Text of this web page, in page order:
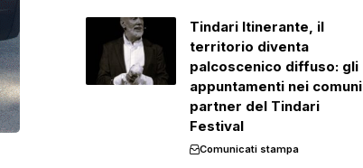
Tindari Itinerante, il
territorio diventa
palcoscenico diffuso: gli
appuntamenti nei comuni
partner del Tindari
Festival
Comunicati stampa